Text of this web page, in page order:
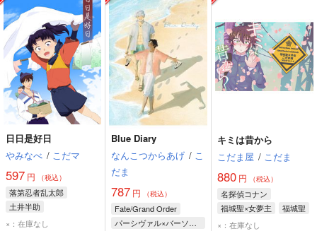
日日是好日
やみなべ / こだマ
597 円 （税込）
落第忍者乱太郎
土井半助
摂津のきり丸
×：在庫なし
Blue Diary
なんこつからあげ / こ
だま
787 円 （税込）
Fate/Grand Order
パーシヴァル×バーソロミュー
キミは昔から
こだま屋 / こだま
880円 （税込）
名探偵コナン
福城聖×女夢主
福城聖
×：在庫なし